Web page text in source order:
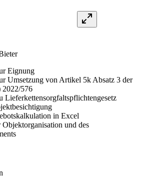
Eignung
Umsetzung von Artikel 5k Absatz 3 der
2022/576
Lieferkettensorgfaltspflichtengesetz
in Excel
und des